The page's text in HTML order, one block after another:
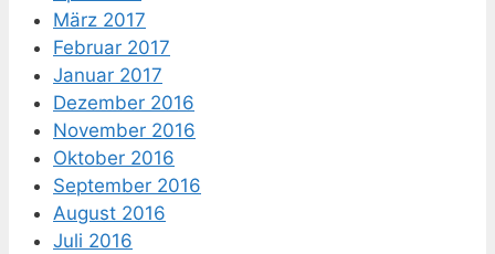
März 2017
Februar 2017
Januar 2017
Dezember 2016
November 2016
Oktober 2016
September 2016
August 2016
Juli 2016